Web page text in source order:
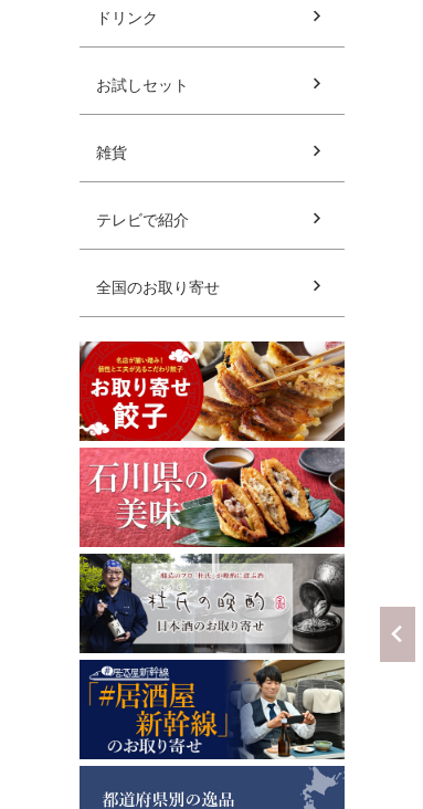
ドリンク
お試しセット
雑貨
テレビで紹介
全国のお取り寄せ